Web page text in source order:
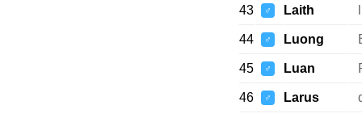
43 ♂ Laith
44 ♂ Luong
45 ♂ Luan
46 ♂ Larus